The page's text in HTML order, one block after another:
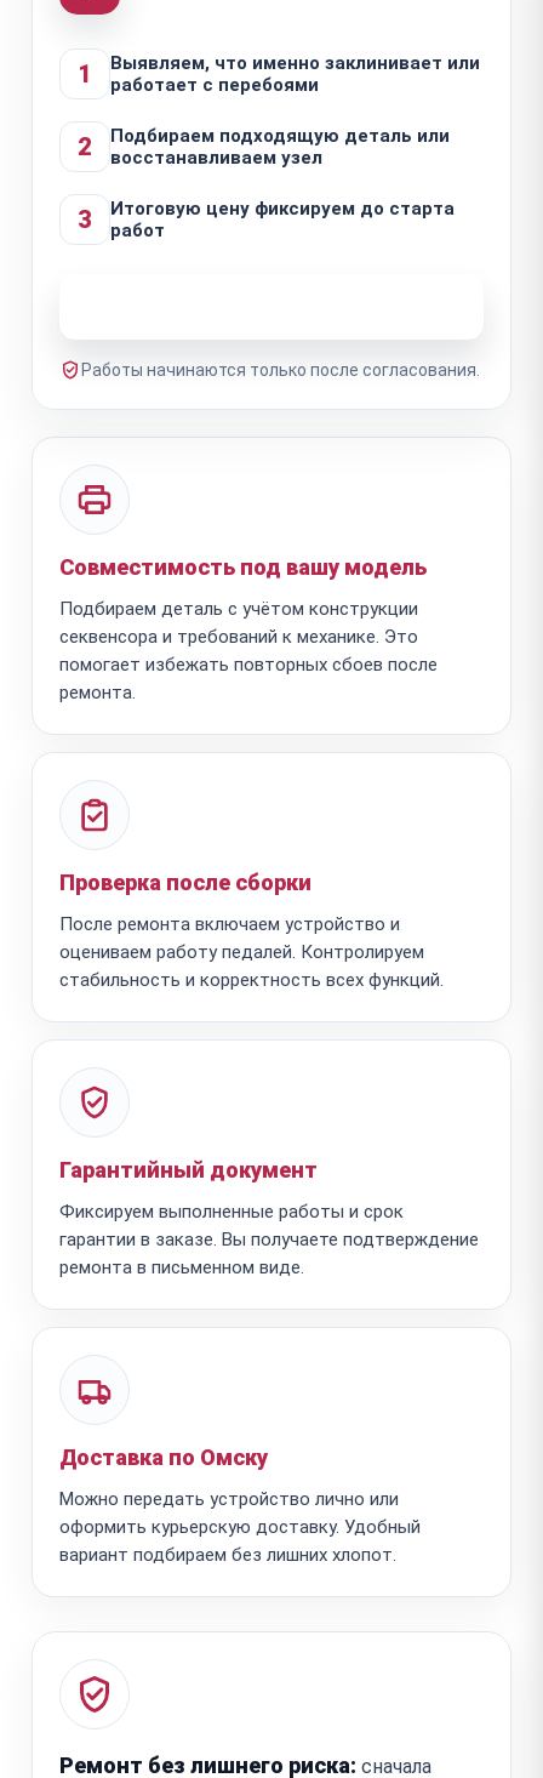
1
Выявляем, что именно заклинивает или
работает с перебоями
2
Подбираем подходящую деталь или
восстанавливаем узел
3
Итоговую цену фиксируем до старта
работ
Работы начинаются только после согласования.
Совместимость под вашу модель
Подбираем деталь с учётом конструкции
секвенсора и требований к механике. Это
помогает избежать повторных сбоев после
ремонта.
Проверка после сборки
После ремонта включаем устройство и
оцениваем работу педалей. Контролируем
стабильность и корректность всех функций.
Гарантийный документ
Фиксируем выполненные работы и срок
гарантии в заказе. Вы получаете подтверждение
ремонта в письменном виде.
Доставка по Омску
Можно передать устройство лично или
оформить курьерскую доставку. Удобный
вариант подбираем без лишних хлопот.
Ремонт без лишнего риска: сначала